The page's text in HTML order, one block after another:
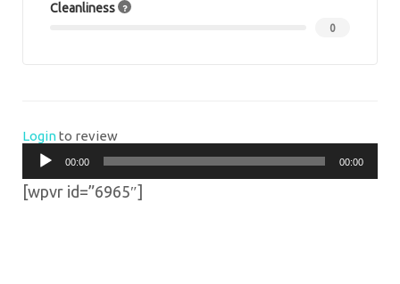
Cleanliness
0
Loginto review
Audio
Player
00:00 00:00
[wpvr id=”6965″]